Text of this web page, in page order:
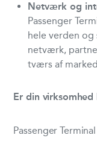
Netværk og
Passenger
hele verden
netværk,
tværs af
Er din
Passenger